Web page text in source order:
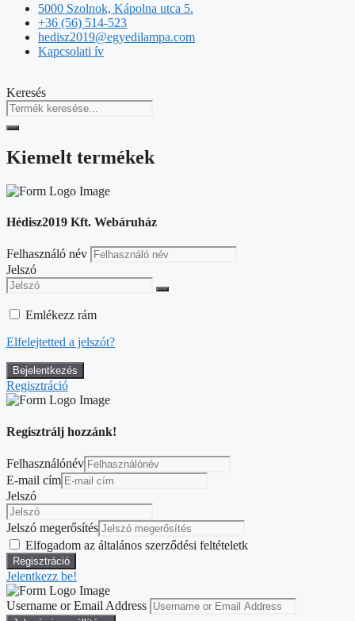
5000 Szolnok, Kápolna utca 5.
+36 (56) 514-523
hedisz2019@egyedilampa.com
Kapcsolati ív
Keresés
Kiemelt termékek
Hédisz2019 Kft. Webáruház
Felhasználó név
Jelszó
Emlékezz rám
Elfelejtetted a jelszót?
Regisztráció
Regisztrálj hozzánk!
Felhasználónév
E-mail cím
Jelszó
Jelszó megerősítés
Elfogadom az általános szerződési feltételetk
Jelentkezz be!
Username or Email Address